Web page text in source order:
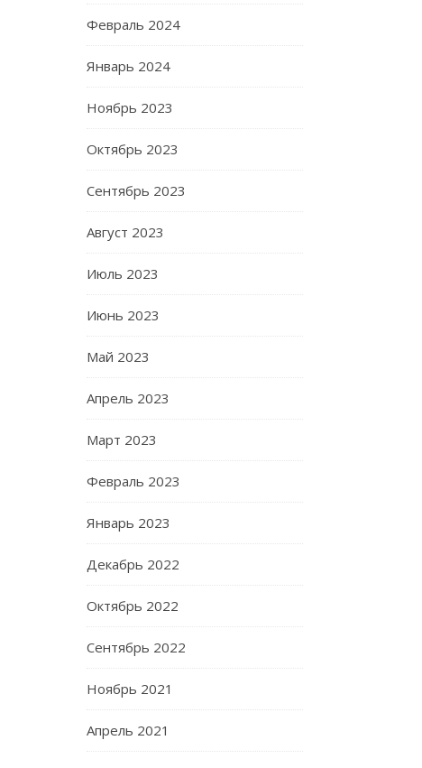
Февраль 2024
Январь 2024
Ноябрь 2023
Октябрь 2023
Сентябрь 2023
Август 2023
Июль 2023
Июнь 2023
Май 2023
Апрель 2023
Март 2023
Февраль 2023
Январь 2023
Декабрь 2022
Октябрь 2022
Сентябрь 2022
Ноябрь 2021
Апрель 2021